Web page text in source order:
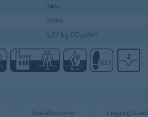
24%
100%
5,77 kg CO₂e/m²
Spesifikasjoner Legging &